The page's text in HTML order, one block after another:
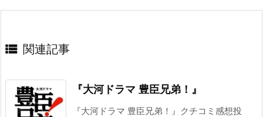
 関連記事
『大河ドラマ 豊臣兄弟！』
『大河ドラマ 豊臣兄弟！』クチコミ感想投